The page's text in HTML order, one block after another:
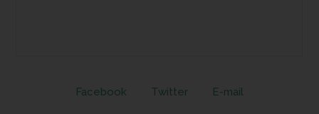
Facebook Twitter E-mail